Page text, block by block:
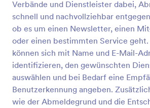
Verbände und Dienstleister dabei,
schnell und nachvollziehbar
ob es um einen Newsletter, einen
oder einen bestimmten Service
können sich mit Name und E-Mail-
identifizieren, den gewünschten
auswählen und bei Bedarf eine
Benutzerkennung angeben.
wie der Abmeldegrund und die
Vorschau